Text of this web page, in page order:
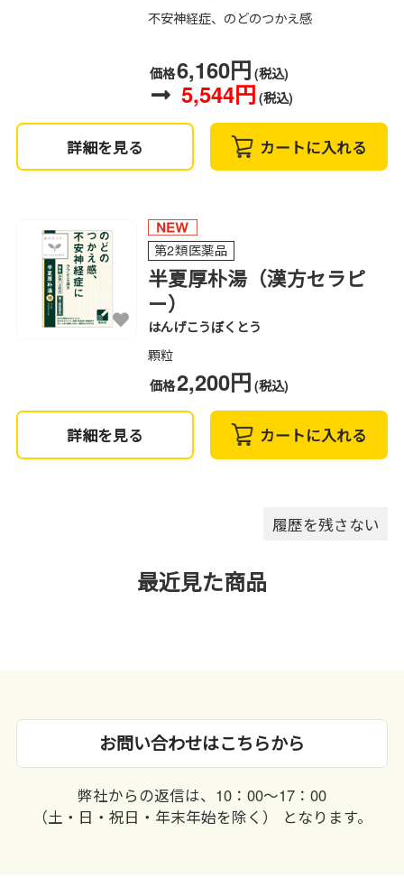
不安神経症、のどのつかえ感
価格6,160円 (税込)
5,544円 (税込)
詳細を見る カートに入れる
第2類医薬品
半夏厚朴湯（漢方セラピ
ー）
はんげこうぼくとう
顆粒
価格2,200円 (税込)
詳細を見る カートに入れる
履歴を残さない
最近見た商品
お問い合わせはこちらから
弊社からの返信は、10：00〜17：00
（土・日・祝日・年末年始を除く） となります。